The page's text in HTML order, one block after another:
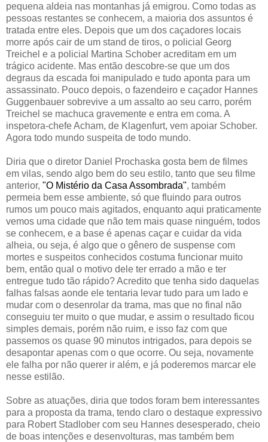
pequena aldeia nas montanhas já emigrou. Como todas as
pessoas restantes se conhecem, a maioria dos assuntos é
tratada entre eles. Depois que um dos caçadores locais
morre após cair de um stand de tiros, o policial Georg
Treichel e a policial Martina Schober acreditam em um
trágico acidente. Mas então descobre-se que um dos
degraus da escada foi manipulado e tudo aponta para um
assassinato. Pouco depois, o fazendeiro e caçador Hannes
Guggenbauer sobrevive a um assalto ao seu carro, porém
Treichel se machuca gravemente e entra em coma. A
inspetora-chefe Acham, de Klagenfurt, vem apoiar Schober.
Agora todo mundo suspeita de todo mundo.
Diria que o diretor Daniel Prochaska gosta bem de filmes
em vilas, sendo algo bem do seu estilo, tanto que seu filme
anterior, "O Mistério da Casa Assombrada", também
permeia bem esse ambiente, só que fluindo para outros
rumos um pouco mais agitados, enquanto aqui praticamente
vemos uma cidade que não tem mais quase ninguém, todos
se conhecem, e a base é apenas caçar e cuidar da vida
alheia, ou seja, é algo que o gênero de suspense com
mortes e suspeitos conhecidos costuma funcionar muito
bem, então qual o motivo dele ter errado a mão e ter
entregue tudo tão rápido? Acredito que tenha sido daquelas
falhas falsas aonde ele tentaria levar tudo para um lado e
mudar com o desenrolar da trama, mas que no final não
conseguiu ter muito o que mudar, e assim o resultado ficou
simples demais, porém não ruim, e isso faz com que
passemos os quase 90 minutos intrigados, para depois se
desapontar apenas com o que ocorre. Ou seja, novamente
ele falha por não querer ir além, e já poderemos marcar ele
nesse estilão.
Sobre as atuações, diria que todos foram bem interessantes
para a proposta da trama, tendo claro o destaque expressivo
para Robert Stadlober com seu Hannes desesperado, cheio
de boas intenções e desenvolturas, mas também bem